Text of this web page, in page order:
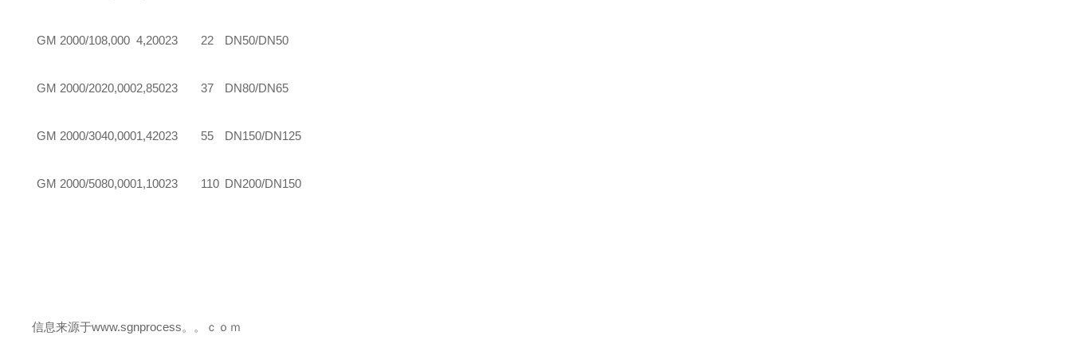
GM 2000/108,000 4,20023 22 DN50/DN50
GM 2000/2020,0002,85023 37 DN80/DN65
GM 2000/3040,0001,42023 55 DN150/DN125
GM 2000/5080,0001,10023 110 DN200/DN150
信息来源于www.sgnprocess。。ｃｏｍ